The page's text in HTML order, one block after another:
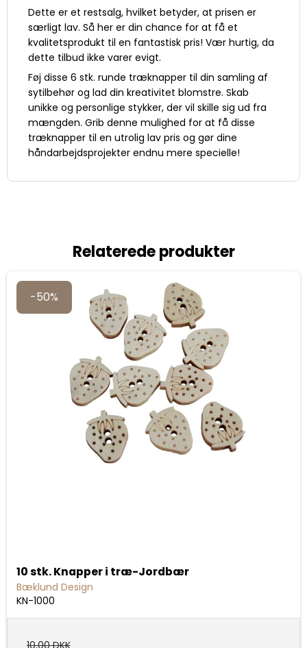
Dette er et restsalg, hvilket betyder, at prisen er
særligt lav. Så her er din chance for at få et
kvalitetsprodukt til en fantastisk pris! Vær hurtig, da
dette tilbud ikke varer evigt.
Føj disse 6 stk. runde træknapper til din samling af
sytilbehør og lad din kreativitet blomstre. Skab
unikke og personlige stykker, der vil skille sig ud fra
mængden. Grib denne mulighed for at få disse
træknapper til en utrolig lav pris og gør dine
håndarbejdsprojekter endnu mere specielle!
Relaterede produkter
-50%
10 stk. Knapper i træ-Jordbær
Bæklund Design
KN-1000
10,00 DKK